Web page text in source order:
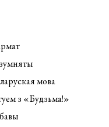
мова
з «Будзьма!»